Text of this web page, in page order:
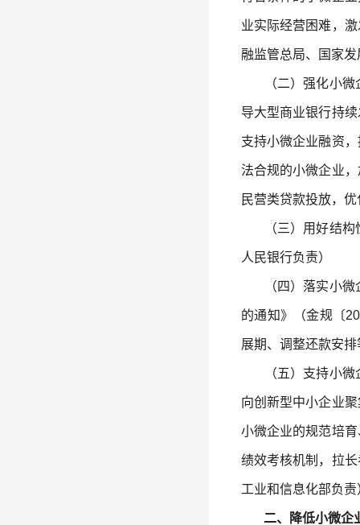
业实际经营困难，
融监管总局、国家
（二）强化小微企
导大型商业银行持
支持小微企业融资
法合规的小微企业
民营类贷款投放，
（三）用好结构性
人民银行负责）
（四）落实小微企
的通知》（金规〔
展期、调整还款安
（五）支持小微企
向创新型中小企业
小微企业的规范培
绩效考核机制，拉
工业和信息化部负责
二、降低小微企